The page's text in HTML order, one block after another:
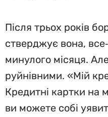
Після трьох років
стверджує вона,
минулого місяця.
руйнівними. «Мій
Кредитні картки на
ви можете собі